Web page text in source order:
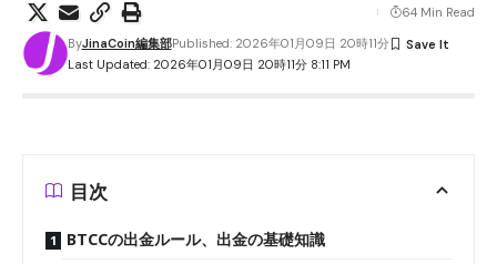
Last Updated: 2026年01月09日 20時11分 8:11 PM
ByJinaCoin編集部Published: 2026年01月09日 20時11分
64 Min Read
目次
BTCCの出金ルール、出金の基礎知識